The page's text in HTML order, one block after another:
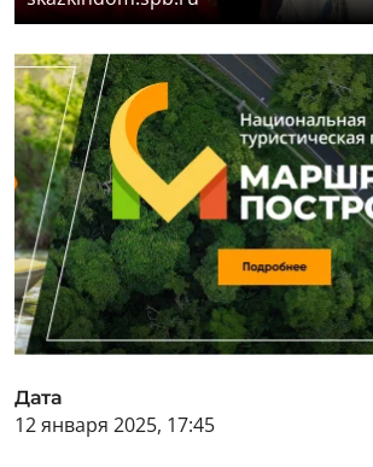
Дата
12 января 2025, 17:45